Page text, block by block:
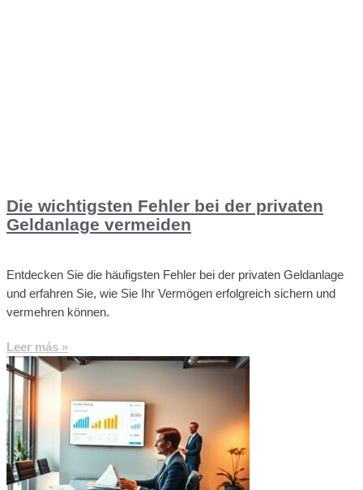
Die wichtigsten Fehler bei der privaten
Geldanlage vermeiden
Entdecken Sie die häufigsten Fehler bei der privaten Geldanlage
und erfahren Sie, wie Sie Ihr Vermögen erfolgreich sichern und
vermehren können.
Leer más »